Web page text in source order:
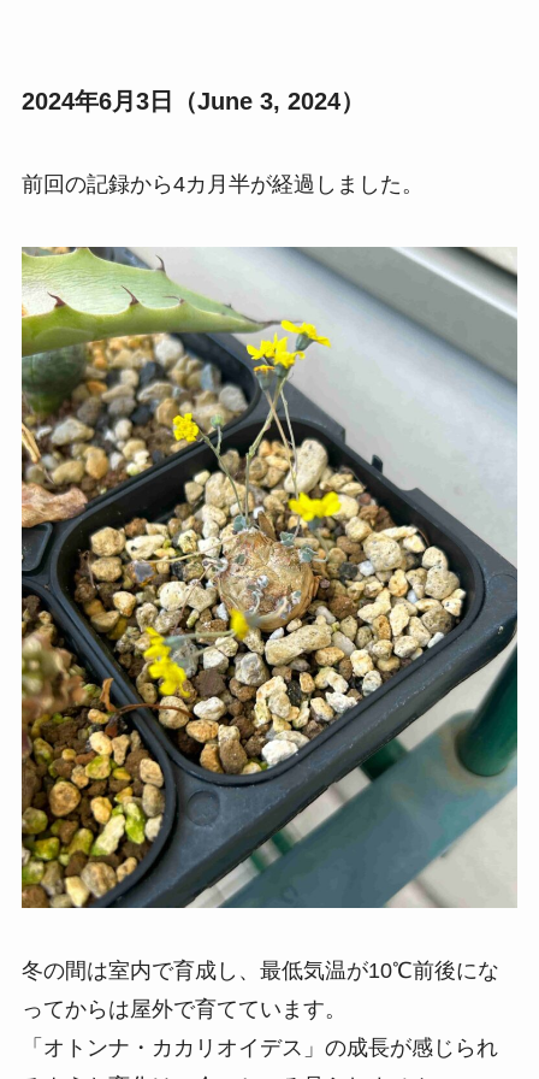
2024年6月3日（June 3, 2024）
前回の記録から4カ月半が経過しました。
冬の間は室内で育成し、最低気温が10℃前後にな
ってからは屋外で育てています。
「オトンナ・カカリオイデス」の成長が感じられ